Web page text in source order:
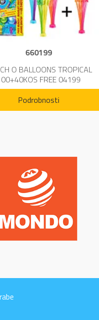
660199
O BALLOONS TROPICAL
FREE 04199
Podrobnosti